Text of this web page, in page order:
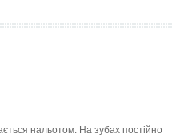
нальотом. На зубах постійно